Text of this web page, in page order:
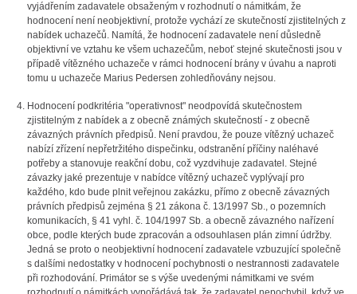
vyjádřením zadavatele obsaženým v rozhodnutí o námitkám, že
hodnocení není neobjektivní, protože vychází ze skutečností zjistitelných z
nabídek uchazečů. Namítá, že hodnocení zadavatele není důsledně
objektivní ve vztahu ke všem uchazečům, neboť stejné skutečnosti jsou v
případě vítězného uchazeče v rámci hodnocení brány v úvahu a naproti
tomu u uchazeče Marius Pedersen zohledňovány nejsou.
Hodnocení podkritéria "operativnost" neodpovídá skutečnostem
zjistitelným z nabídek a z obecně známých skutečností - z obecně
závazných právních předpisů. Není pravdou, že pouze vítězný uchazeč
nabízí zřízení nepřetržitého dispečinku, odstranění příčiny naléhavé
potřeby a stanovuje reakční dobu, což vyzdvihuje zadavatel. Stejné
závazky jaké prezentuje v nabídce vítězný uchazeč vyplývají pro
každého, kdo bude plnit veřejnou zakázku, přímo z obecně závazných
právních předpisů zejména § 21 zákona č. 13/1997 Sb., o pozemních
komunikacích, § 41 vyhl. č. 104/1997 Sb. a obecně závazného nařízení
obce, podle kterých bude zpracován a odsouhlasen plán zimní údržby.
Jedná se proto o neobjektivní hodnocení zadavatele vzbuzující společně
s dalšími nedostatky v hodnocení pochybnosti o nestrannosti zadavatele
při rozhodování. Primátor se s výše uvedenými námitkami ve svém